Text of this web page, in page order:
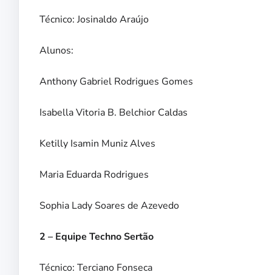
Técnico: Josinaldo Araújo
Alunos:
Anthony Gabriel Rodrigues Gomes
Isabella Vitoria B. Belchior Caldas
Ketilly Isamin Muniz Alves
Maria Eduarda Rodrigues
Sophia Lady Soares de Azevedo
2 – Equipe Techno Sertão
Técnico: Terciano Fonseca